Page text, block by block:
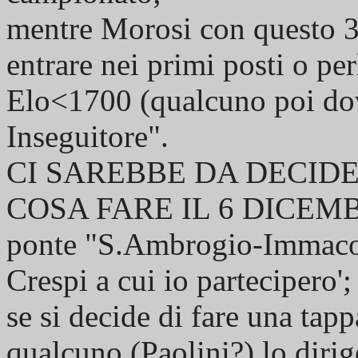
mentre Morosi con questo
entrare nei primi posti o
Elo<1700 (qualcuno poi
Inseguitore".
CI SAREBBE DA
COSA FARE IL 6
ponte "S.Ambrogio-
Crespi a cui io partecipero';
se si decide di fare una